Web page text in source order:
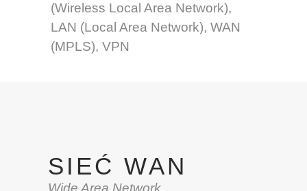
(Wireless Local Area Network),
LAN (Local Area Network), WAN
(MPLS), VPN
SIEĆ WAN
Wide Area Network